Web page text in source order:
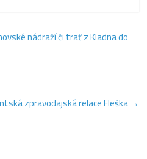
nádraží či trať z Kladna do
zpravodajská relace Fleška →